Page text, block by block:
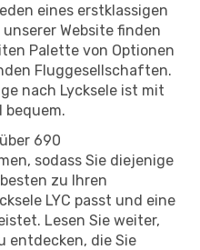
eines erstklassigen
Website finden
Palette von Optionen
Fluggesellschaften.
nach Lycksele ist mit
bequem.
690
sodass Sie diejenige
zu Ihren
LYC passt und eine
Lesen Sie weiter,
entdecken, die Sie